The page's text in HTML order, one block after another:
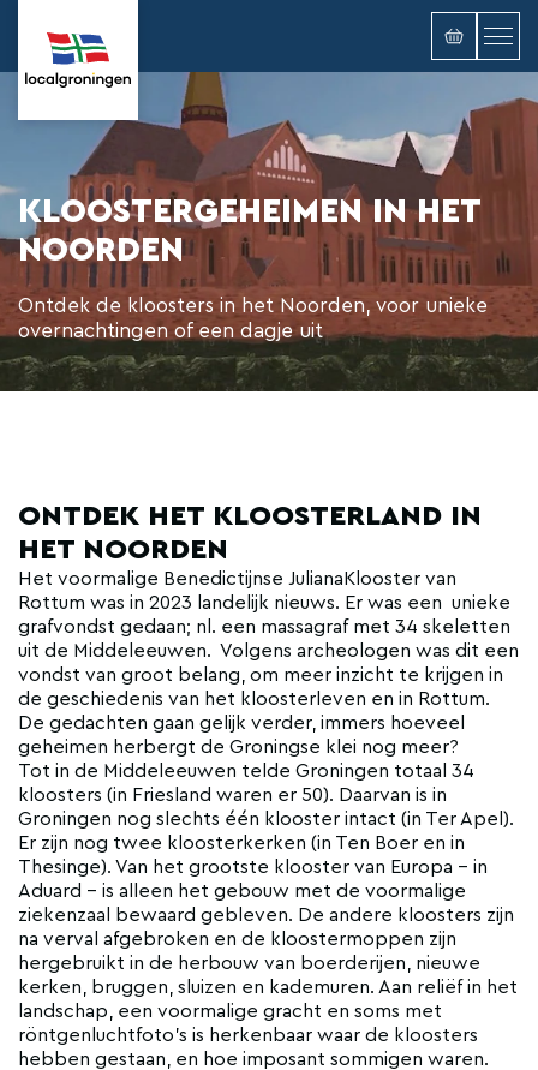
KLOOSTERGEHEIMEN IN HET
NOORDEN
Ontdek de kloosters in het Noorden, voor unieke
overnachtingen of een dagje uit
ONTDEK HET KLOOSTERLAND IN
HET NOORDEN
Het voormalige Benedictijnse JulianaKlooster van
Rottum was in 2023 landelijk nieuws. Er was een unieke
grafvondst gedaan; nl. een massagraf met 34 skeletten
uit de Middeleeuwen. Volgens archeologen was dit een
vondst van groot belang, om meer inzicht te krijgen in
de geschiedenis van het kloosterleven en in Rottum.
De gedachten gaan gelijk verder, immers hoeveel
geheimen herbergt de Groningse klei nog meer?
Tot in de Middeleeuwen telde Groningen totaal 34
kloosters (in Friesland waren er 50). Daarvan is in
Groningen nog slechts één klooster intact (in Ter Apel).
Er zijn nog twee kloosterkerken (in Ten Boer en in
Thesinge). Van het grootste klooster van Europa - in
Aduard - is alleen het gebouw met de voormalige
ziekenzaal bewaard gebleven. De andere kloosters zijn
na verval afgebroken en de kloostermoppen zijn
hergebruikt in de herbouw van boerderijen, nieuwe
kerken, bruggen, sluizen en kademuren. Aan reliëf in het
landschap, een voormalige gracht en soms met
röntgenluchtfoto’s is herkenbaar waar de kloosters
hebben gestaan, en hoe imposant sommigen waren.